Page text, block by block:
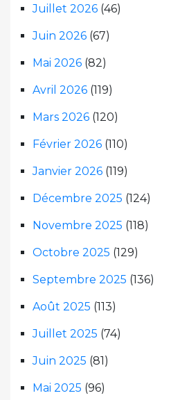
Juillet 2026 (46)
Juin 2026 (67)
Mai 2026 (82)
Avril 2026 (119)
Mars 2026 (120)
Février 2026 (110)
Janvier 2026 (119)
Décembre 2025 (124)
Novembre 2025 (118)
Octobre 2025 (129)
Septembre 2025 (136)
Août 2025 (113)
Juillet 2025 (74)
Juin 2025 (81)
Mai 2025 (96)